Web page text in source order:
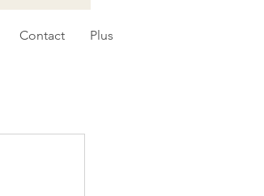
Contact Plus